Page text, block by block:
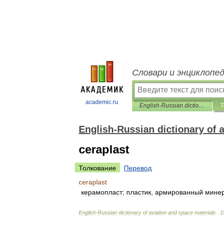
academic.ru
Словари и
English-Russian dictionary of aviation and space materials
English-Russian dictionary of
ceraplast
Толкование
Перевод
ceraplast
керамопласт; пластик армированный
English-Russian dictionary of aviation and space materials